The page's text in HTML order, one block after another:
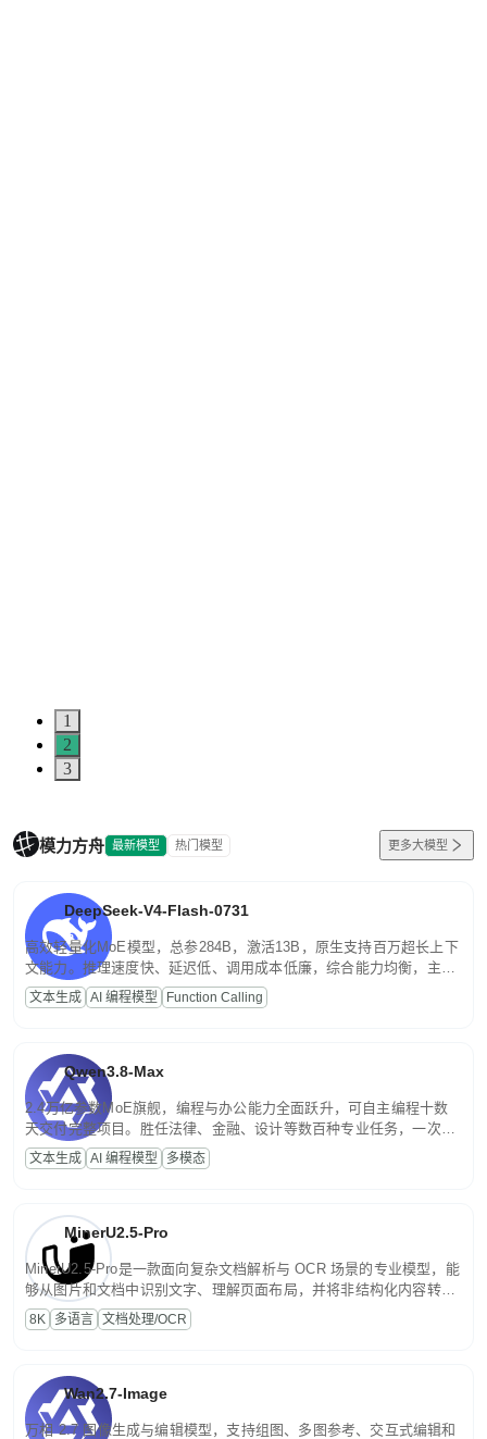
1
2
3
模力方舟 最新模型 热门模型 更多大模型
DeepSeek-V4-Flash-0731
高效轻量化MoE模型，总参284B，激活13B，原生支持百万超长上下
文能力。推理速度快、延迟低、调用成本低廉，综合能力均衡，主打
高并发、轻量化任务，适合日常对话、内容创作、基础 RAG、批量
文案处理等普惠刚需场景。
文本生成 AI 编程模型 Function Calling
Qwen3.8-Max
2.4万亿参数MoE旗舰，编程与办公能力全面跃升，可自主编程十数
天交付完整项目。胜任法律、金融、设计等数百种专业任务，一次对
话端到端交付生产级成果。原生视觉理解贯穿规划、执行与验证全流
程，支持超长文档与长视频的深度语义解析。长程任务中自主规划与
文本生成 AI 编程模型 多模态
MinerU2.5-Pro
MinerU2.5-Pro是一款面向复杂文档解析与 OCR 场景的专业模型，能
够从图片和文档中识别文字、理解页面布局，并将非结构化内容转换
为便于存储、检索和二次处理的结构化结果。
8K 多语言 文档处理/OCR
Wan2.7-Image
万相 2.7 图像生成与编辑模型，支持组图、多图参考、交互式编辑和